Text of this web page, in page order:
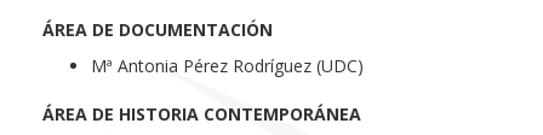
ÁREA DE DOCUMENTACIÓN
Mª Antonia Pérez Rodríguez (UDC)
ÁREA DE HISTORIA CONTEMPORÁNEA